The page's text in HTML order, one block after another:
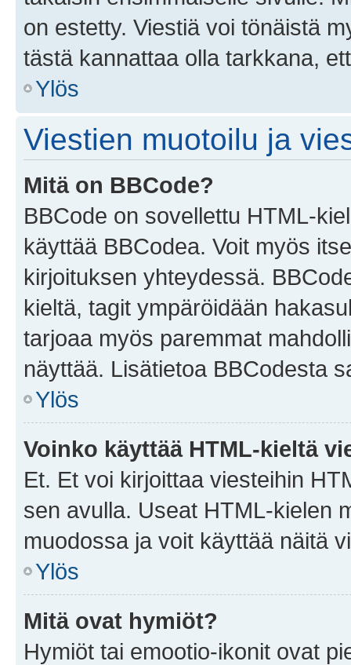
on estetty. Viestiä voi tönäistä
tästä kannattaa olla tarkkana,
Ylös
Viestien muotoilu ja
Mitä on BBCode?
BBCode on sovellettu HTML-
käyttää BBCodea. Voit myös
kirjoituksen yhteydessä.
kieltä, tagit ympäröidään
tarjoaa myös paremmat
näyttää. Lisätietoa BBCodesta
Ylös
Voinko käyttää HTML-kieltä
Et. Et voi kirjoittaa viesteihin
sen avulla. Useat HTML-kielen
muodossa ja voit käyttää näitä
Ylös
Mitä ovat hymiöt?
Hymiöt tai emootio-ikonit ovat